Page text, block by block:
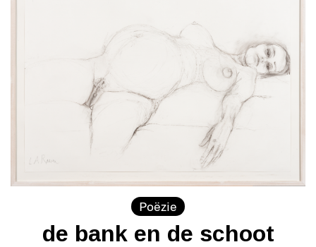
Poëzie
de bank en de schoot